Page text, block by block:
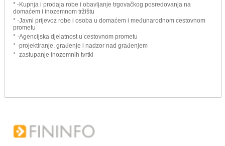
* -Kupnja i prodaja robe i obavljanje trgovačkog posredovanja na
domaćem i inozemnom tržištu
* -Javni prijevoz robe i osoba u domaćem i međunarodnom cestovnom
prometu
* -Agencijska djelatnost u cestovnom prometu
* -projektiranje, građenje i nadzor nad građenjem
* -zastupanje inozemnih tvrtki